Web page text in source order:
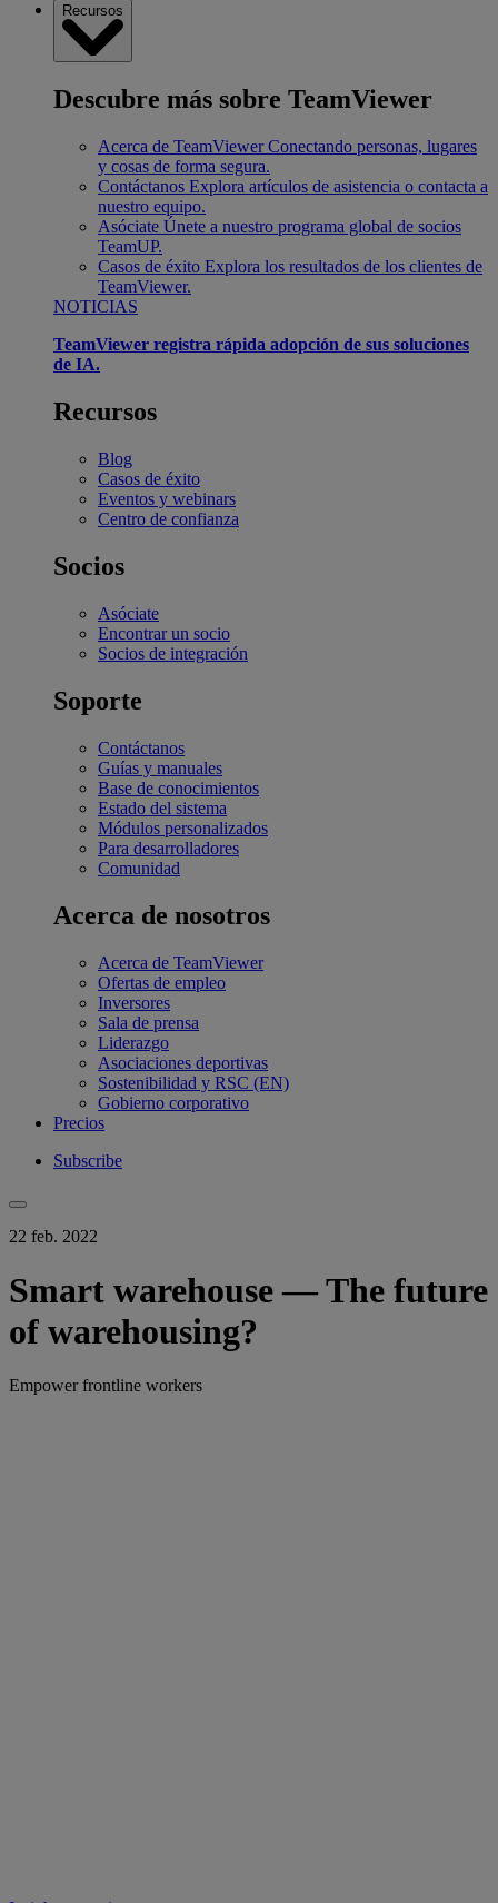
Recursos
Descubre más sobre TeamViewer
Acerca de TeamViewer Conectando personas, lugares
y cosas de forma segura.
Contáctanos Explora artículos de asistencia o contacta a
nuestro equipo.
Asóciate Únete a nuestro programa global de socios
TeamUP.
Casos de éxito Explora los resultados de los clientes de
TeamViewer.
NOTICIAS
TeamViewer registra rápida adopción de sus soluciones
de IA.
Recursos
Blog
Casos de éxito
Eventos y webinars
Centro de confianza
Socios
Asóciate
Encontrar un socio
Socios de integración
Soporte
Contáctanos
Guías y manuales
Base de conocimientos
Estado del sistema
Módulos personalizados
Para desarrolladores
Comunidad
Acerca de nosotros
Acerca de TeamViewer
Ofertas de empleo
Inversores
Sala de prensa
Liderazgo
Asociaciones deportivas
Sostenibilidad y RSC (EN)
Gobierno corporativo
Precios
Subscribe
22 feb. 2022
Smart warehouse — The future
of warehousing?
Empower frontline workers